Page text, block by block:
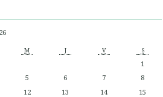
M J V S
1
5 6 7
8
12 13 14
15